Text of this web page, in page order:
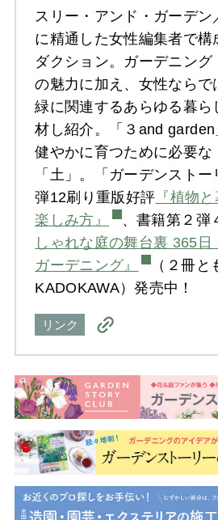
スリー・アンド・ガーデ
に精通した女性編集者で構
ダクション。ガーデニン
の魅力に加え、女性ならで
緑に関連するあらゆる暮ら
材し紹介。「３and
健やかに育つために必要な
「土」。「ガーデンスト
弾12刷り重版好評 『植物
楽しみ方』
、書籍第２弾
しゃれな庭の舞台裏 365
ガーデニング』
（２冊と
KADOKAWA）発売中！
リンク